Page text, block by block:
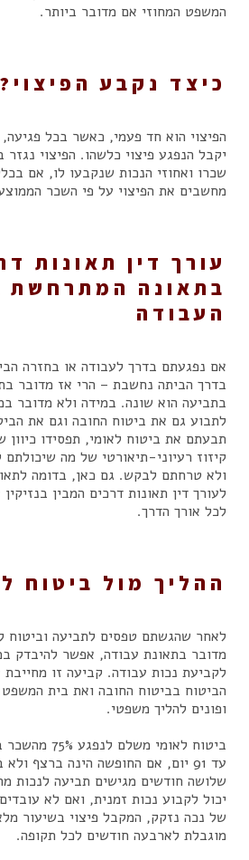
המשפט המחוזי אם מדובר ביותר.
כיצד נקבע הפיצוי?
הפיצוי הוא חד פעמי, כאשר בכל
יקבל הנפגע פיצוי כלשהו. הפיצוי
שכרו ואחוזי הנכות שנקבעו לו, אם
מחשבים את הפיצוי על פי השכר
עורך דין תאונות
בתאונה המתרחשת
העבודה
אם נפגעתם בדרך לעבודה או בחזרה
בדרך הביתה נחשבת – הרי אז מדובר
בתביעה הוא שונה. במידה ולא מדובר
לתבוע גם את ביטוח החובה וגם את
תבעתם את ביטוח לאומי, תפסידו
קיזוז רעיוני-תיאורטי של מה
ולא טרחתם לבקש. גם כאן, בדומה
לעורך דין תאונות דרכים המבין
לכל אורך הדרך.
ההליך מול ביטוח
לאחר שהגשתם טפסים לתביעה וביטוח
מדובר בתאונת עבודה, אפשר להיבדק
לקביעת נכות עבודה. קביעה זו
הביטוח בביטוח החובה ואת בית
ופונים להליך משפטי.
ביטוח לאומי
עד 91 יום, אם החופשה הינה ברצף
שלושה חודשים מגישים תביעה לנכות
יכול לקבוע נכות זמנית, ואם לא
מוגבלת לארבעה חודשים לכל תקופה.